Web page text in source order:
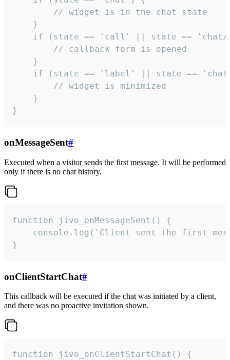
        // widget is in the chat state
    }
if (state == 'call' || state ==
        // callback form is opened
    }
if (state == 'label' || state ==
        // widget is minimized
    }
}
onMessageSent#
Executed when a visitor sends the first message. It will be performed
only if there is no chat history.
function jivo_onMessageSent() {
console.log('Client sent the first
}
onClientStartChat#
This callback will be executed if the chat was initiated by a client,
and there was no proactive invitation shown.
function jivo_onClientStartChat() {